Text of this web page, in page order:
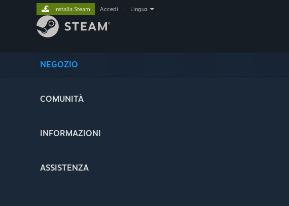
NEGOZIO
COMUNITÀ
INFORMAZIONI
ASSISTENZA
Installa Steam Accedi Lingua